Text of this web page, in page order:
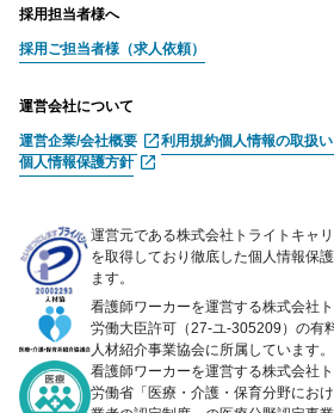
採用担当者様へ
採用ご担当者様（求人依頼）
運営会社について
運営企業/会社概要 利用規約個人情報の取扱
個人情報保護方針
運営元である株式会社トライトキャ
を取得しており徹底した個人情報保
ます。
看護師ワーカーを運営する株式会社
労働大臣許可（27-ユ-305209）の有
人材紹介事業協会に所属しています。
看護師ワーカーを運営する株式会社
労働省「医療・介護・保育分野にお